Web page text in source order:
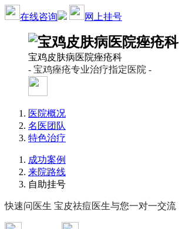
在线咨询 网上挂号
宝鸡皮肤病医院痤疮科
- 宝鸡痤疮专业治疗指定医院 -
医院概况
名医团队
特色治疗
成功案例
来院路线
自助挂号
快速问医生 宝皮祛痘医生与您一对一交流